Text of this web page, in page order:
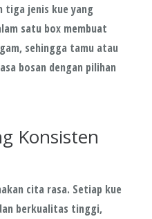
tiga jenis kue yang
satu box membuat
sehingga tamu atau
bosan dengan pilihan
Konsisten
cita rasa. Setiap kue
berkualitas tinggi,